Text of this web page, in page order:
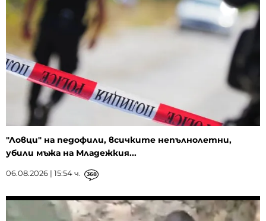
"Ловци" на педофили, всичките непълнолетни,
убили мъжа на Младежкия...
06.08.2026 | 15:54 ч. 368